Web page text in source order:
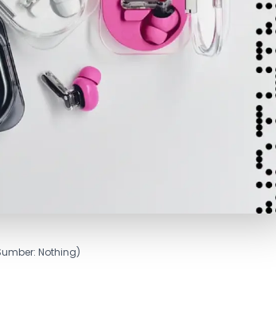
Nothing)